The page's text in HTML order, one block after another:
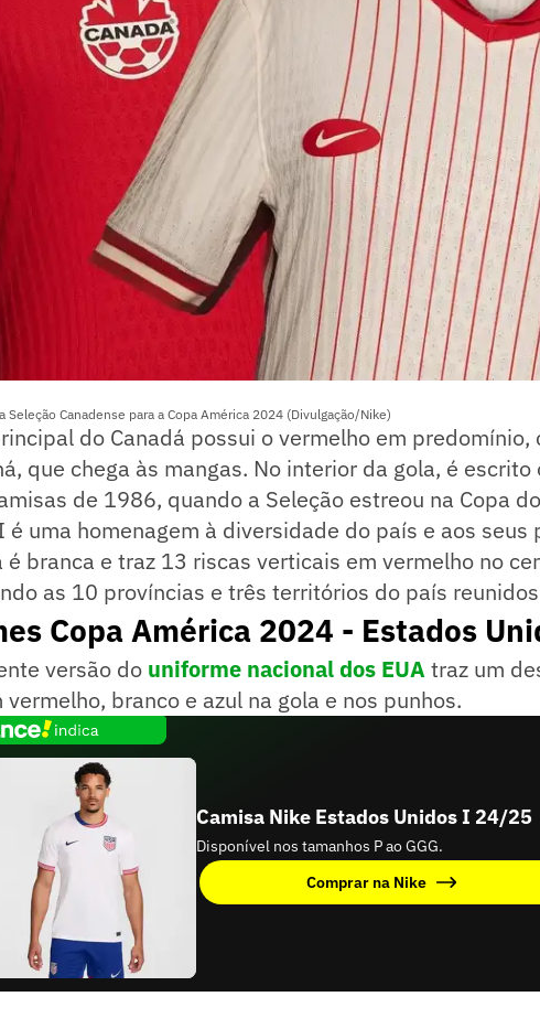
Canadense para a Copa América 2024 (Divulgação/Nike)
do Canadá possui o vermelho em predomínio,
que chega às mangas. No interior da gola, é escrito
de 1986, quando a Seleção estreou na Copa
é uma homenagem à diversidade do país e aos seus
é branca e traz 13 riscas verticais em vermelho no
as 10 províncias e três territórios do país
Copa América 2024 - Estados
versão do uniforme nacional dos EUAtraz um
branco e azul na gola e nos punhos.
Camisa Nike Estados Unidos I 24/25
Disponível nos tamanhos P ao GGG.
Comprar na Nike